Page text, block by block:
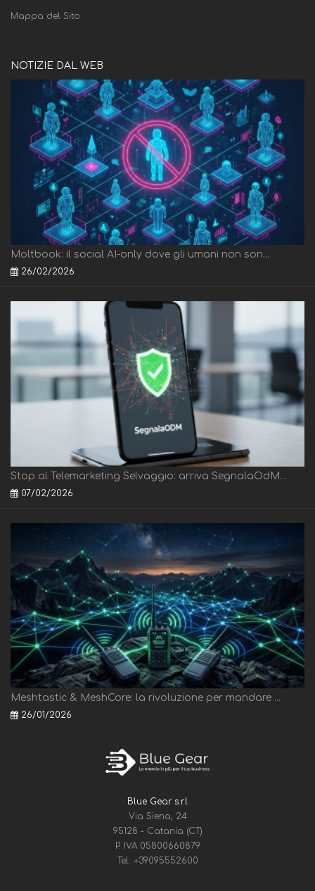
Mappa del Sito
NOTIZIE DAL WEB
Moltbook: il social AI-only dove gli umani non son...
26/02/2026
Stop al Telemarketing Selvaggio: arriva SegnalaOdM...
07/02/2026
Meshtastic & MeshCore: la rivoluzione per mandare ...
26/01/2026
Blue Gear s.r.l
Via Siena, 24
95128 - Catania (CT)
P. IVA 05800660879
Tel. +39095552600